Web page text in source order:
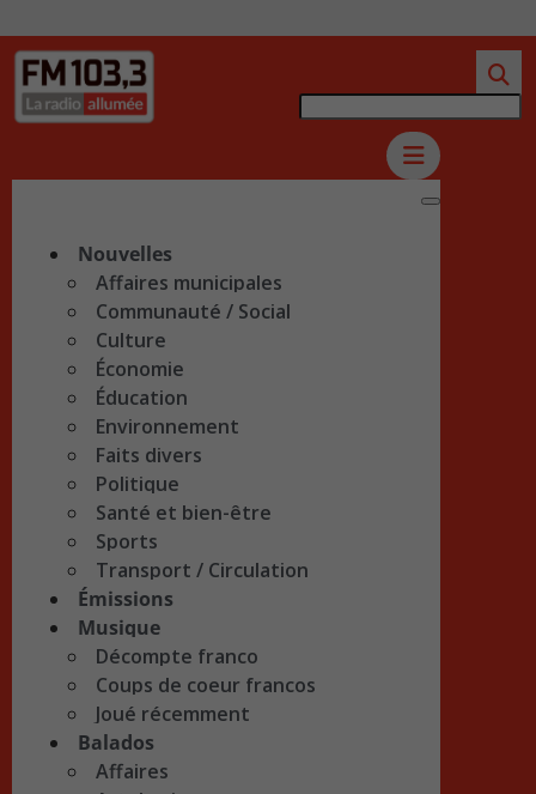
Nouvelles
Affaires municipales
Communauté / Social
Culture
Économie
Éducation
Environnement
Faits divers
Politique
Santé et bien-être
Sports
Transport / Circulation
Émissions
Musique
Décompte franco
Coups de coeur francos
Joué récemment
Balados
Affaires